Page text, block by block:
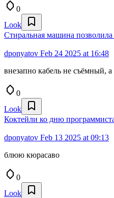
0
Look
Стиральная машина
dponyatov Feb 24 2025 at 16:48
внезапно кабель не съёмный,
0
Look
Коктейли ко дню
dponyatov Feb 13 2025 at 09:13
блюю кюрасаво
0
Look